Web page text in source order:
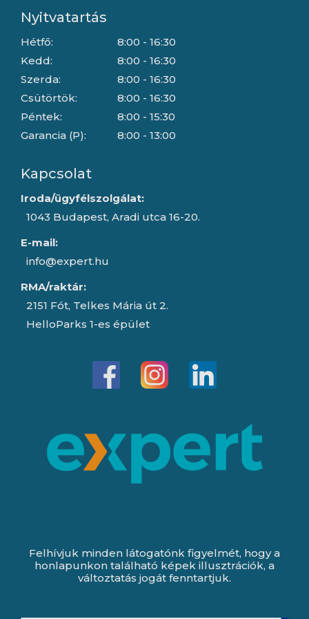
Nyitvatartás
Hétfő:
Kedd:
Szerda:
Csütörtök:
Péntek:
Garancia (P):
8:00 - 16:30
8:00 - 16:30
8:00 - 16:30
8:00 - 16:30
8:00 - 15:30
8:00 - 13:00
Kapcsolat
Iroda/ügyfélszolgálat:
1043 Budapest, Aradi utca 16-20.
E-mail:
info@expert.hu
RMA/raktár:
2151 Fót, Telkes Mária út 2.
HelloParks 1-es épület
Felhívjuk minden látogatónk figyelmét, hogy a
honlapunkon található képek illusztrációk, a
változtatás jogát fenntartjuk.